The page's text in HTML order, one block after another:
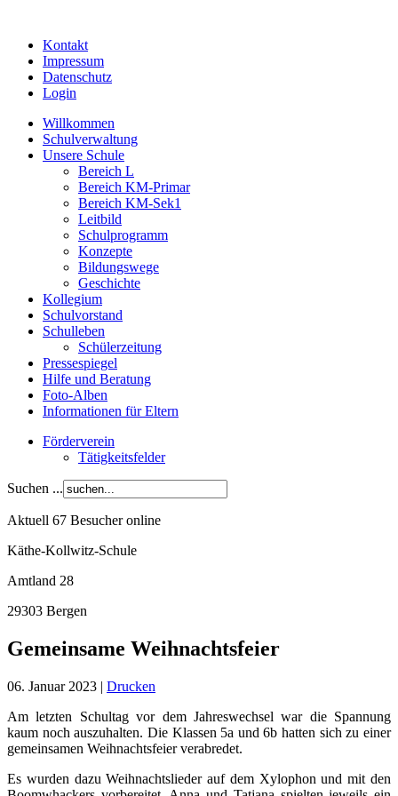
Kontakt
Impressum
Datenschutz
Login
Willkommen
Schulverwaltung
Unsere Schule
Bereich L
Bereich KM-Primar
Bereich KM-Sek1
Leitbild
Schulprogramm
Konzepte
Bildungswege
Geschichte
Kollegium
Schulvorstand
Schulleben
Schülerzeitung
Pressespiegel
Hilfe und Beratung
Foto-Alben
Informationen für Eltern
Förderverein
Tätigkeitsfelder
Suchen ...
Aktuell 67 Besucher online
Käthe-Kollwitz-Schule
Amtland 28
29303 Bergen
Gemeinsame Weihnachtsfeier
06. Januar 2023 | Drucken
Am letzten Schultag vor dem Jahreswechsel war die Spannung
kaum noch auszuhalten. Die Klassen 5a und 6b hatten sich zu einer
gemeinsamen Weihnachtsfeier verabredet.
Es wurden dazu Weihnachtslieder auf dem Xylophon und mit den